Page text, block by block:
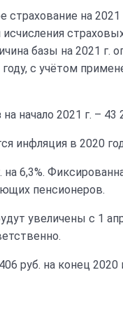
на
исчисления
базы на 2021 г.
с учётом
начало 2021 г. – 43
в 2020
6,3%.
пенсионеров.
увеличены с 1
руб. на конец 2020